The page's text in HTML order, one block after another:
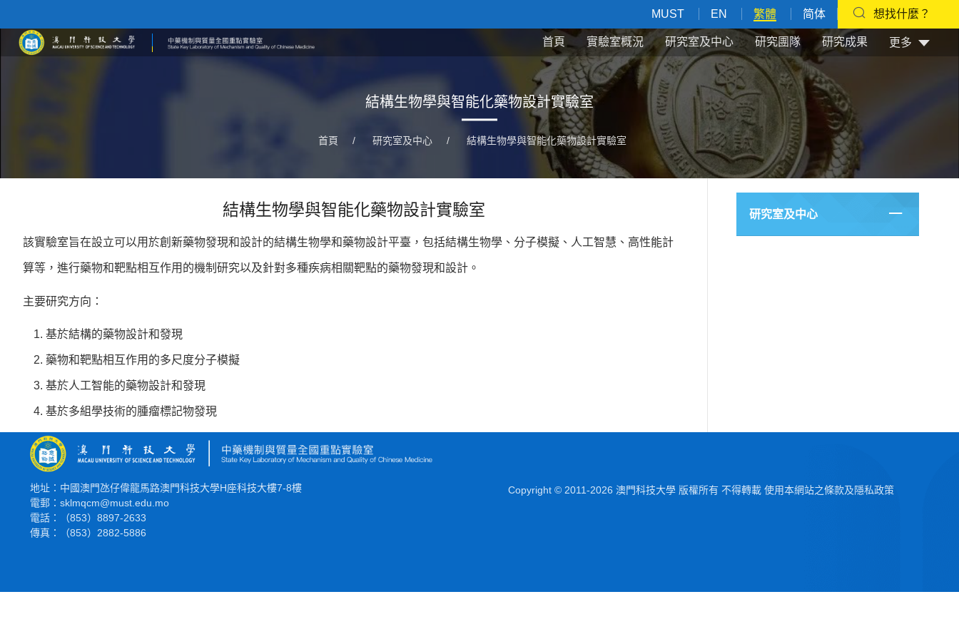
MUST EN 繁體 简体 想找什麼？
首頁 實驗室概況 研究室及中心 研究團隊 研究成果 更多
結構生物學與智能化藥物設計實驗室
首頁 / 研究室及中心 / 結構生物學與智能化藥物設計實驗室
結構生物學與智能化藥物設計實驗室
該實驗室旨在設立可以用於創新藥物發現和設計的結構生物學和藥物設計平臺，包括結構生物學、分子模擬、人工智慧、高性能計
算等，進行藥物和靶點相互作用的機制研究以及針對多種疾病相關靶點的藥物發現和設計。
主要研究方向：
基於結構的藥物設計和發現
藥物和靶點相互作用的多尺度分子模擬
基於人工智能的藥物設計和發現
基於多組學技術的腫瘤標記物發現
研究室及中心
地址：中國澳門氹仔偉龍馬路澳門科技大學H座科技大樓7-8樓
電郵：sklmqcm@must.edu.mo
電話：（853）8897-2633
傳真：（853）2882-5886
Copyright © 2011-2026 澳門科技大學 版權所有 不得轉載 使用本網站之條款及隱私政策